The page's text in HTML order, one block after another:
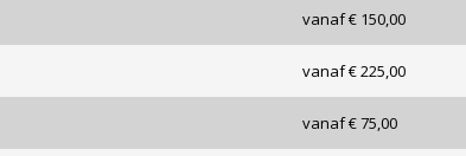
vanaf € 150,00
vanaf € 225,00
vanaf € 75,00